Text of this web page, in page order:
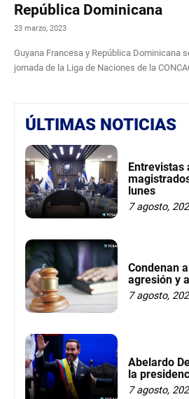
República Dominicana
23 marzo, 2023
Guyana Francesa y República Dominicana
jornada de la Liga de Naciones de la
ÚLTIMAS NOTICIAS
Entrevistas
lunes
7 agosto,
Condenan
agresión y
7 agosto,
Abelardo
la
7 agosto,